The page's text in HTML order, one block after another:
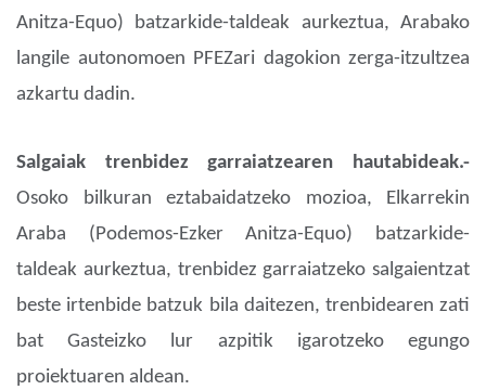
Anitza-Equo) batzarkide-taldeak aurkeztua, Arabako
langile autonomoen PFEZari dagokion zerga-itzultzea
azkartu dadin.
Salgaiak trenbidez garraiatzearen hautabideak.-
Osoko bilkuran eztabaidatzeko mozioa, Elkarrekin
Araba (Podemos-Ezker Anitza-Equo) batzarkide-
taldeak aurkeztua, trenbidez garraiatzeko salgaientzat
beste irtenbide batzuk bila daitezen, trenbidearen zati
bat Gasteizko lur azpitik igarotzeko egungo
proiektuaren aldean.